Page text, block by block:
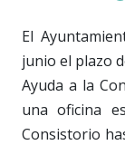
El
junio el plazo
Ayuda a la
una oficina
Consistorio